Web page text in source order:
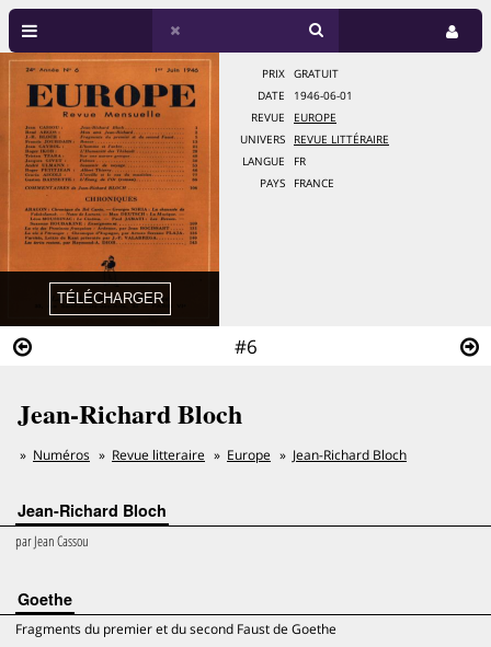
#6
PRIX
GRATUIT
DATE
1946-06-01
REVUE
EUROPE
UNIVERS
REVUE LITTÉRAIRE
LANGUE
FR
PAYS
FRANCE
Jean-Richard Bloch
Numéros Revue litteraire Europe Jean-Richard Bloch
Jean-Richard Bloch
parJean Cassou
Goethe
Fragments du premier et du second Faust de Goethe